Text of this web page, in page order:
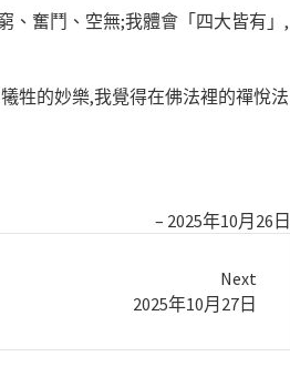
、奮鬥、空無;我體會「四大皆有」,
牲的妙樂,我覺得在佛法裡的禪悅法
2025年10月26日
Next
2025年10月27日